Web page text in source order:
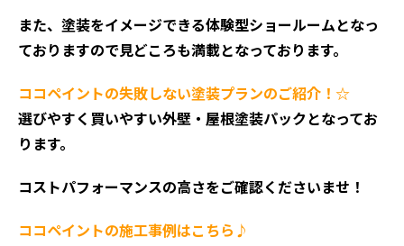
また、塗装をイメージできる体験型ショールームとなっ
ておりますので見どころも満載となっております。
ココペイントの失敗しない塗装プランのご紹介！☆
選びやすく買いやすい外壁・屋根塗装パックとなってお
ります。
コストパフォーマンスの高さをご確認くださいませ！
ココペイントの施工事例はこちら♪